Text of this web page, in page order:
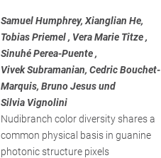
Samuel Humphrey, Xianglian He,
Tobias Priemel , Vera Marie Titze ,
Sinuhé Perea-Puente ,
Vivek Subramanian, Cedric Bouchet-
Marquis, Bruno Jesus und
Silvia Vignolini
Nudibranch color diversity shares a
common physical basis in guanine
photonic structure pixels